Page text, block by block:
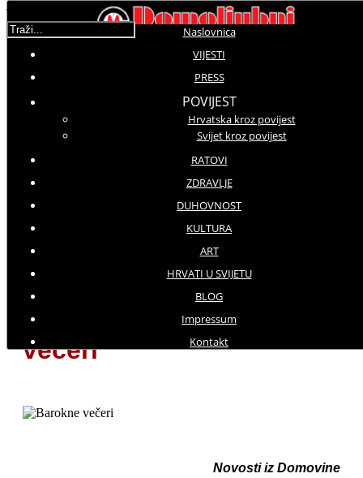
Naslovnica
VIJESTI
PRESS
POVIJEST
Hrvatska kroz povijest
Svijet kroz povijest
RATOVI
ZDRAVLJE
DUHOVNOST
KULTURA
ART
HRVATI U SVIJETU
BLOG
Impressum
Kontakt
Traži...
Molimo ocijenite
Petak, 22 Rujan 2017 21:57
Večer svečanog otvorenja
festivala godišnje posjeti oko
deset tisuća ljudi
Svečano otvorene
Varaždinske barokne
večeri
Novosti iz Domovine